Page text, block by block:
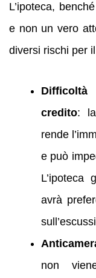
L’ipoteca,
e non un vero
diversi rischi per
credito: la
rende
e può
L’ipoteca
avrà
non